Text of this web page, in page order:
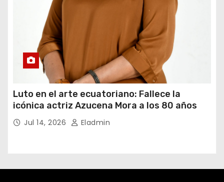
Luto en el arte ecuatoriano: Fallece la
icónica actriz Azucena Mora a los 80 años
Jul 14, 2026 Eladmin